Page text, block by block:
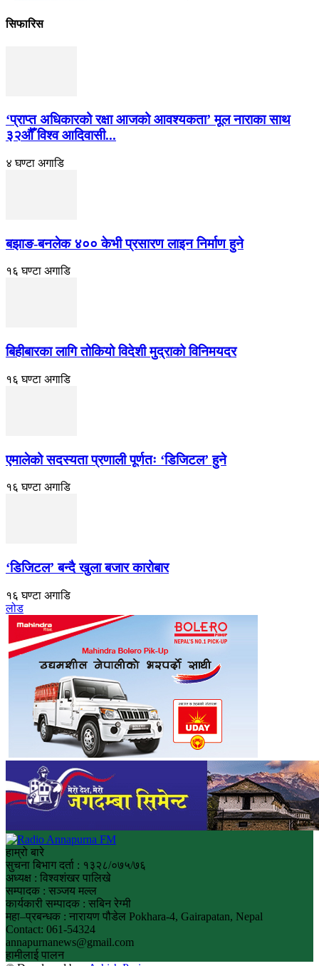
सिफारिस
‘प्राप्त अधिकारको रक्षा आजको आवश्यकता’ मूल नाराका साथ
३२औँ विश्व आदिवासी...
४ घण्टा अगाडि
बझाङ-बनलेक ४०० केभी प्रसारण लाइन निर्माण हुने
१६ घण्टा अगाडि
बिहीबारका लागि तोकियो विदेशी मुद्राको विनिमयदर
१६ घण्टा अगाडि
एमालेको सदस्यता प्रणाली पूर्णतः ‘डिजिटल’ हुने
१६ घण्टा अगाडि
‘डिजिटल’ बन्दै खुला बजार कारोबार
१६ घण्टा अगाडि
लोड
हाम्रो बारे
सुचना बिभाग दर्ता : १३२८/०७५/७६
अध्यक्ष : विश्वशंखर पालिखे
सम्पादक : सञ्जय मल्ल
कार्यकारी सम्पादक : सबिन रेग्मी
महा–प्रबन्धक : नारायण पौडेल Pokhara-4, Gairapatan, Nepal
Contact: 061-54324
annapurnanews@gmail.com
हामीलाई पालन